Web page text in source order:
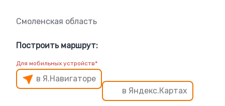
Смоленская область
Построить маршрут:
Для мобильных устройств*
в Я.Навигаторе
в Яндекс.Картах